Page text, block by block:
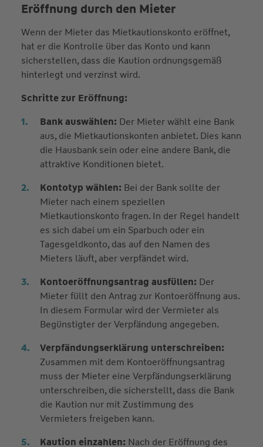
Eröffnung durch den Mieter
Wenn der Mieter das Mietkautionskonto eröffnet,
hat er die Kontrolle über das Konto und kann
sicherstellen, dass die Kaution ordnungsgemäß
hinterlegt und verzinst wird.
Schritte zur Eröffnung:
Bank auswählen: Der Mieter wählt eine Bank
aus, die Mietkautionskonten anbietet. Dies kann
die Hausbank sein oder eine andere Bank, die
attraktive Konditionen bietet.
Kontotyp wählen: Bei der Bank sollte der
Mieter nach einem speziellen
Mietkautionskonto fragen. In der Regel handelt
es sich dabei um ein Sparbuch oder ein
Tagesgeldkonto, das auf den Namen des
Mieters läuft, aber verpfändet wird.
Kontoeröffnungsantrag ausfüllen: Der
Mieter füllt den Antrag zur Kontoeröffnung aus.
In diesem Formular wird der Vermieter als
Begünstigter der Verpfändung angegeben.
Verpfändungserklärung unterschreiben:
Zusammen mit dem Kontoeröffnungsantrag
muss der Mieter eine Verpfändungserklärung
unterschreiben, die sicherstellt, dass die Bank
die Kaution nur mit Zustimmung des
Vermieters freigeben kann.
Kaution einzahlen: Nach der Eröffnung des